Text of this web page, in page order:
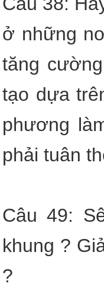
ở những
tăng
tạo dựa
phương
phải tuân
Câu 49:
khung ?
?